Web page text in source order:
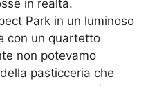
in realtà.
Park in un luminoso
con un quartetto
non potevamo
pasticceria che